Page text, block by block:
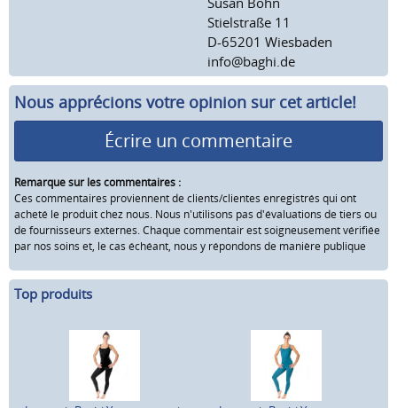
Stielstraße 11
D-65201 Wiesbaden
info@baghi.de
Nous apprécions votre opinion sur cet article!
Écrire un commentaire
Remarque sur les commentaires :
Ces commentaires proviennent de clients/clientes enregistrés qui ont
acheté le produit chez nous. Nous n'utilisons pas d'évaluations de tiers ou
de fournisseurs externes. Chaque commentair est soigneusement vérifiée
par nos soins et, le cas échéant, nous y répondons de manière publique
Top produits